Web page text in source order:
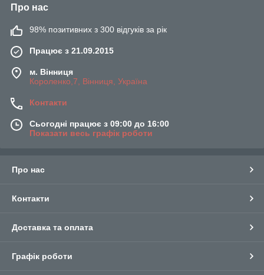
Про нас
98% позитивних з 300 відгуків за рік
Працює з 21.09.2015
м. Вінниця
Короленко,7, Вінниця, Україна
Контакти
Сьогодні працює з 09:00 до 16:00
Показати весь графік роботи
Про нас
Контакти
Доставка та оплата
Графік роботи